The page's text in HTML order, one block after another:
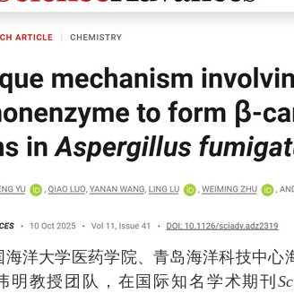
海洋大学医药学院、青岛海洋科技中
明 教授团队，在 国际知名学术期刊